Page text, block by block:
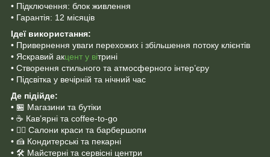
• Підключення: блок живлення
• Гарантія: 12 місяців
Ідеї використання:
• Привернення уваги перехожих і збільшення потоку клієнтів
• Яскравий акцент у вітрині
• Створення стильного та атмосферного інтер’єру
• Підсвітка у вечірній та нічний час
Де підійде:
• 🏪 Магазини та бутіки
• ☕ Кав’ярні та coffee-to-go
• 💇‍♀️ Салони краси та барбершопи
• 🍰 Кондитерські та пекарні
• 🛠 Майстерні та сервісні центри